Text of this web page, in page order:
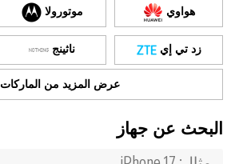
هواوي موتورولا
زد تي إي ناثينج
عرض المزيد من الماركات
البحث عن جهاز